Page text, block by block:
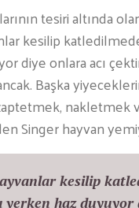
tesiri altında
kesilip
diye onlara acı
Başka
nakletmek
Singer hayvan
kesilip
yerken haz